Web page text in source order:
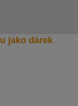
jako dárek